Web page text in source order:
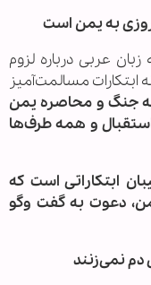
به یمن است
عربی درباره لزوم
مسالمت‌آمیز
جنگ و محاصره یمن
و همه طرف‌ها
ابتکاراتی است که
دعوت به گفت‌ وگو
دم نمی‌زنند